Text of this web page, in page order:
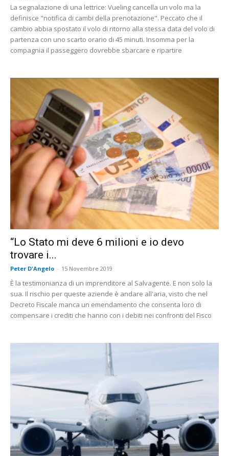
La segnalazione di una lettrice: Vueling cancella un volo ma la
definisce "notifica di cambi della prenotazione". Peccato che il
cambio abbia spostato il volo di ritorno alla stessa data del volo di
partenza con uno scarto orario di 45 minuti. Insomma per la
compagnia il passeggero dovrebbe sbarcare e ripartire
“Lo Stato mi deve 6 milioni e io devo
trovare i...
Peter D'Angelo - 15 Novembre 2019
È la testimonianza di un imprenditore al Salvagente. E non solo la
sua. Il rischio per queste aziende è andare all'aria, visto che nel
Decreto Fiscale manca un emendamento che consenta loro di
compensare i crediti che hanno con i debiti nei confronti del Fisco